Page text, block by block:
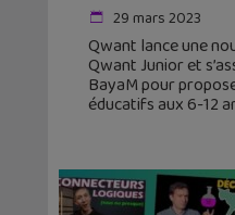
29 mars 2023
Qwant lance une
Qwant Junior et
BayaM pour
éducatifs aux 6-12